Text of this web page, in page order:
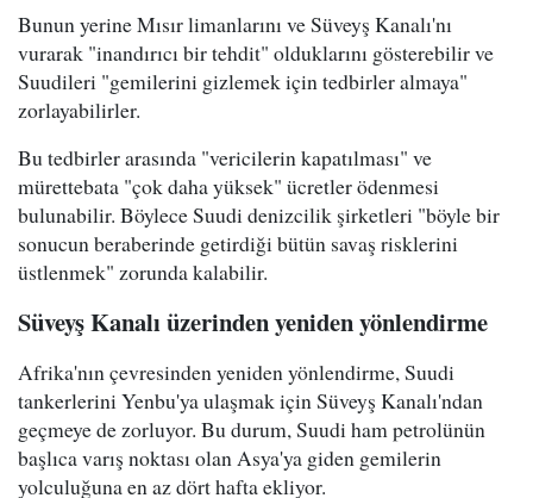
Bunun yerine Mısır limanlarını ve Süveyş Kanalı'nı
vurarak "inandırıcı bir tehdit" olduklarını gösterebilir ve
Suudileri "gemilerini gizlemek için tedbirler almaya"
zorlayabilirler.
Bu tedbirler arasında "vericilerin kapatılması" ve
mürettebata "çok daha yüksek" ücretler ödenmesi
bulunabilir. Böylece Suudi denizcilik şirketleri "böyle bir
sonucun beraberinde getirdiği bütün savaş risklerini
üstlenmek" zorunda kalabilir.
Süveyş Kanalı üzerinden yeniden yönlendirme
Afrika'nın çevresinden yeniden yönlendirme, Suudi
tankerlerini Yenbu'ya ulaşmak için Süveyş Kanalı'ndan
geçmeye de zorluyor. Bu durum, Suudi ham petrolünün
başlıca varış noktası olan Asya'ya giden gemilerin
yolculuğuna en az dört hafta ekliyor.